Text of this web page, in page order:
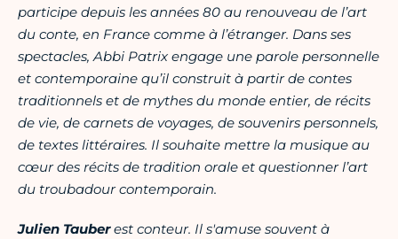
participe depuis les années 80 au renouveau de l’art
du conte, en France comme à l’étranger. Dans ses
spectacles, Abbi Patrix engage une parole personnelle
et contemporaine qu’il construit à partir de contes
traditionnels et de mythes du monde entier, de récits
de vie, de carnets de voyages, de souvenirs personnels,
de textes littéraires. Il souhaite mettre la musique au
cœur des récits de tradition orale et questionner l’art
du troubadour contemporain.
Julien Tauberest conteur. Il s'amuse souvent à